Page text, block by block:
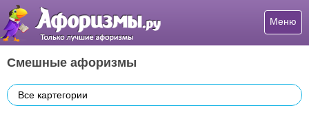
Меню
Смешные афоризмы
Все картегории